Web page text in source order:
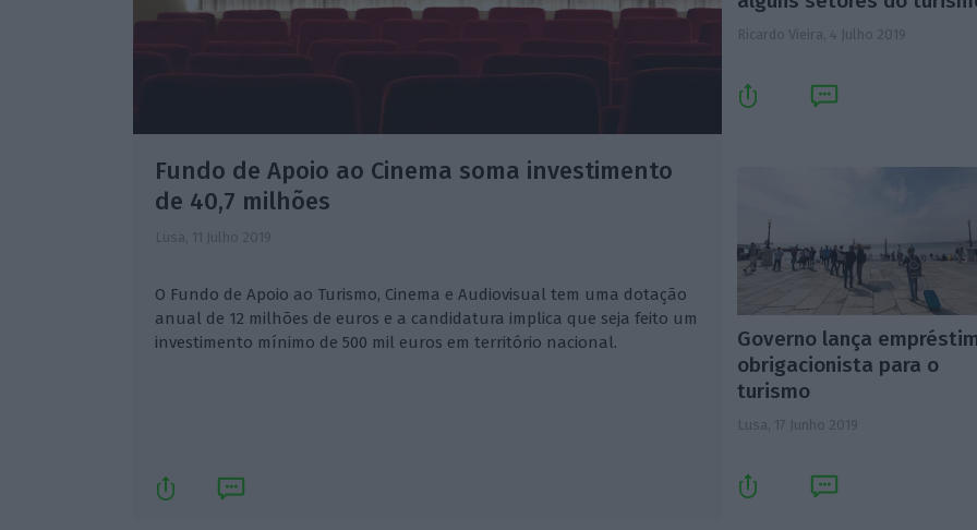
Fundo de Apoio ao Cinema soma investimento
de 40,7 milhões
Lusa, 11 Julho 2019
O Fundo de Apoio ao Turismo, Cinema e Audiovisual tem uma dotação
anual de 12 milhões de euros e a candidatura implica que seja feito um
investimento mínimo de 500 mil euros em território nacional.
Ricardo Vieira, 4 Julho 2019
Governo lança
obrigacionista para o
turismo
Lusa, 17 Junho 2019